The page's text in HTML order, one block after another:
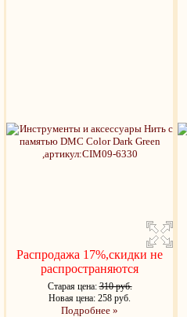
Распродажа 17%,скидки не
распространяются
Старая цена:310 руб.
Новая цена: 258 руб.
Подробнее »